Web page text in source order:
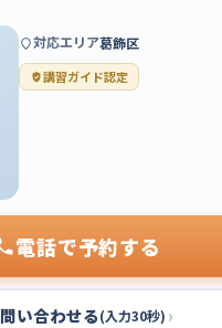
対応エリア葛飾区
講習ガイド認定
電話で予約する
問い合わせる(入力30秒) ›